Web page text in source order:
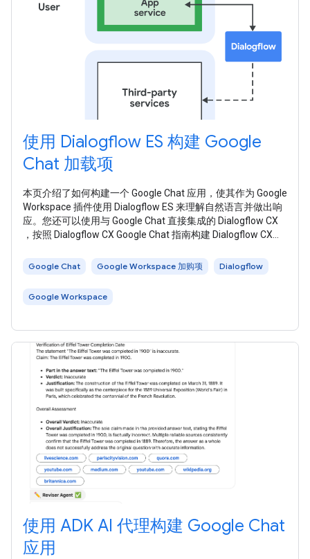
使用 Dialogflow ES 构建 Google
Chat 加载项
本页介绍了如何构建一个 Google Chat 应用，使其作为 Google
Workspace 插件使用 Dialogflow ES 来理解自然语言并做出响
应。您还可以使用与 Google Chat 直接集成的 Dialogflow CX
，按照 Dialogflow CX Google Chat 指南构建 Dialogflow CX
用的架构： 在上图中，与 Dialogflow Chat
Google Chat Google Workspace 加购项 Dialogflow
Google Workspace
使用 ADK AI 代理构建 Google Chat
应用